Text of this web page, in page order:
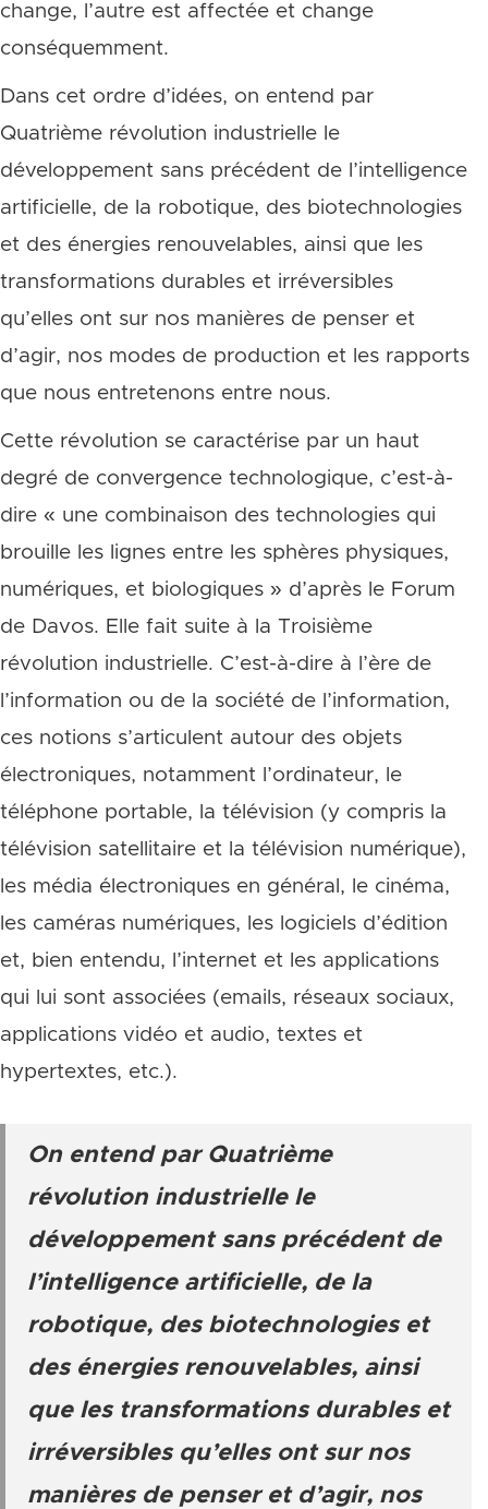
change, l’autre est affectée et change
conséquemment.
Dans cet ordre d’idées, on entend par
Quatrième révolution industrielle le
développement sans précédent de l’intelligence
artificielle, de la robotique, des biotechnologies
et des énergies renouvelables, ainsi que les
transformations durables et irréversibles
qu’elles ont sur nos manières de penser et
d’agir, nos modes de production et les rapports
que nous entretenons entre nous.
Cette révolution se caractérise par un haut
degré de convergence technologique, c’est-à-
dire « une combinaison des technologies qui
brouille les lignes entre les sphères physiques,
numériques, et biologiques » d’après le Forum
de Davos. Elle fait suite à la Troisième
révolution industrielle. C’est-à-dire à l’ère de
l’information ou de la société de l’information,
ces notions s’articulent autour des objets
électroniques, notamment l’ordinateur, le
téléphone portable, la télévision (y compris la
télévision satellitaire et la télévision numérique),
les média électroniques en général, le cinéma,
les caméras numériques, les logiciels d’édition
et, bien entendu, l’internet et les applications
qui lui sont associées (emails, réseaux sociaux,
applications vidéo et audio, textes et
hypertextes, etc.).
On entend par Quatrième
révolution industrielle le
développement sans précédent de
l’intelligence artificielle, de la
robotique, des biotechnologies et
des énergies renouvelables, ainsi
que les transformations durables et
irréversibles qu’elles ont sur nos
manières de penser et d’agir, nos